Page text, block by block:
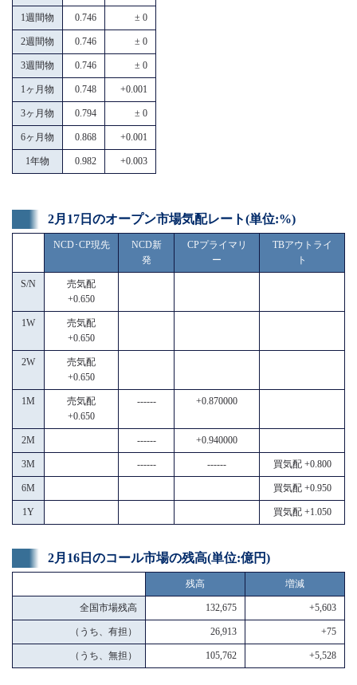
1週間物 0.746 ± 0
2週間物 0.746 ± 0
3週間物 0.746 ± 0
1ヶ月物 0.748 +0.001
3ヶ月物 0.794 ± 0
6ヶ月物 0.868 +0.001
1年物 0.982 +0.003
2月17日のオープン市場気配レート(単位:%)
NCD･CP現先
NCD新
発
CPプライマリ
ー
TBアウトライ
ト
S/N
売気配
+0.650
1W
売気配
+0.650
2W
売気配
+0.650
1M
売気配
+0.650
------ +0.870000
2M ------ +0.940000
3M ------ ------ 買気配 +0.800
6M 買気配 +0.950
1Y 買気配 +1.050
2月16日のコール市場の残高(単位:億円)
残高 増減
全国市場残高 132,675 +5,603
（うち、有担） 26,913 +75
（うち、無担） 105,762 +5,528